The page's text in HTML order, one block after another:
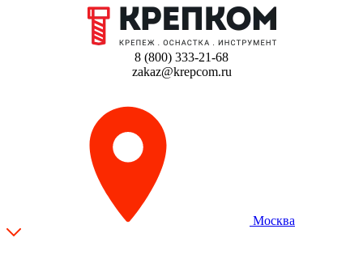
8 (800) 333-21-68
zakaz@krepcom.ru
Москва